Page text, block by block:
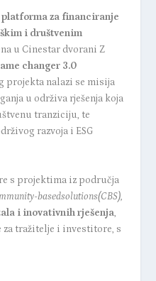
za financiranje
i društvenim
u Cinestar dvorani Z
changer 3.0
projekta nalazi se misija
u održiva rješenja koja
tranziciju, te
razvoja i ESG
s projektima iz područja
basedsolutions(CBS),
i inovativnih rješenja,
tražitelje i investitore, s